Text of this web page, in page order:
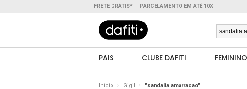
FRETE GRÁTIS* PARCELAMENTO EM ATÉ 10X
PAIS CLUBE DAFITI FEMININO
Início Gigil "sandalia amarracao"